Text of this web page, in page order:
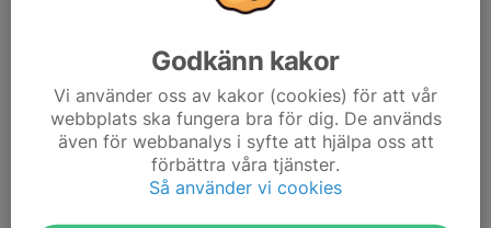
Benskydd, svarta shorts, vattenflaska och fotbollsskor!
Dela nyhet
Godkänn kakor
Vi använder oss av kakor (cookies) för att vår
webbplats ska fungera bra för dig. De används
även för webbanalys i syfte att hjälpa oss att
förbättra våra tjänster.
Så använder vi cookies